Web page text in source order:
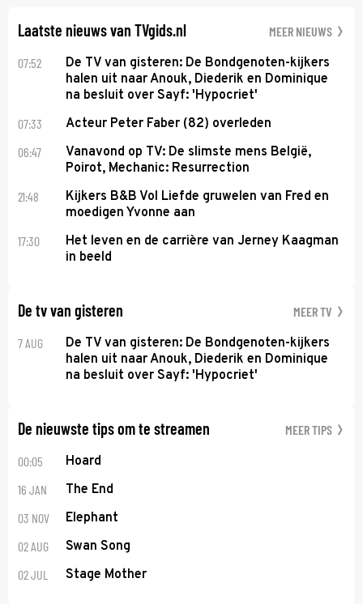
Laatste nieuws van TVgids.nl MEER NIEUWS
07:52
De TV van gisteren: De Bondgenoten-kijkers
halen uit naar Anouk, Diederik en Dominique
na besluit over Sayf: 'Hypocriet'
07:33 Acteur Peter Faber (82) overleden
06:47
Vanavond op TV: De slimste mens België,
Poirot, Mechanic: Resurrection
21:48
Kijkers B&B Vol Liefde gruwelen van Fred en
moedigen Yvonne aan
17:30
Het leven en de carrière van Jerney Kaagman
in beeld
De tv van gisteren MEER TV
7 AUG
De TV van gisteren: De Bondgenoten-kijkers
halen uit naar Anouk, Diederik en Dominique
na besluit over Sayf: 'Hypocriet'
De nieuwste tips om te streamen MEER TIPS
00:05 Hoard
16 JAN The End
03 NOV Elephant
02 AUG Swan Song
02 JUL Stage Mother